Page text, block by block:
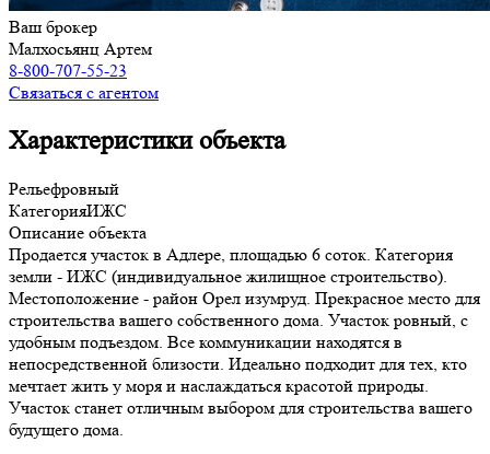
Ваш брокер
Малхосьянц Артем
8-800-707-55-23
Связаться с агентом
Характеристики объекта
Рельефровный
КатегорияИЖС
Описание объекта
Продается участок в Адлере, площадью 6 соток. Категория
земли - ИЖС (индивидуальное жилищное строительство).
Местоположение - район Орел изумруд. Прекрасное место для
строительства вашего собственного дома. Участок ровный, с
удобным подъездом. Все коммуникации находятся в
непосредственной близости. Идеально подходит для тех, кто
мечтает жить у моря и наслаждаться красотой природы.
Участок станет отличным выбором для строительства вашего
будущего дома.